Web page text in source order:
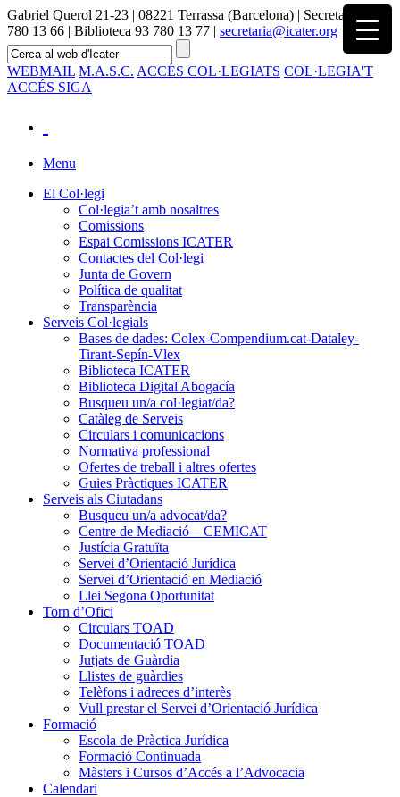
Gabriel Querol 21-23 | 08221 Terrassa (Barcelona) | Secretaria 93
780 13 66 | Biblioteca 93 780 13 77 | secretaria@icater.org
WEBMAIL M.A.S.C. ACCÉS COL·LEGIATS COL·LEGIA'T
ACCÉS SIGA
Menu
El Col·legi
Col·legia’t amb nosaltres
Comissions
Espai Comissions ICATER
Contactes del Col·legi
Junta de Govern
Política de qualitat
Transparència
Serveis Col·legials
Bases de dades: Colex-Compendium.cat-Dataley-
Tirant-Sepín-Vlex
Biblioteca ICATER
Biblioteca Digital Abogacía
Busqueu un/a col·legiat/da?
Catàleg de Serveis
Circulars i comunicacions
Normativa professional
Ofertes de treball i altres ofertes
Guies Pràctiques ICATER
Serveis als Ciutadans
Busqueu un/a advocat/da?
Centre de Mediació – CEMICAT
Justícia Gratuïta
Servei d’Orientació Jurídica
Servei d’Orientació en Mediació
Llei Segona Oportunitat
Torn d’Ofici
Circulars TOAD
Documentació TOAD
Jutjats de Guàrdia
Llistes de guàrdies
Telèfons i adreces d’interès
Vull prestar el Servei d’Orientació Jurídica
Formació
Escola de Pràctica Jurídica
Formació Continuada
Màsters i Cursos d’Accés a l’Advocacia
Calendari